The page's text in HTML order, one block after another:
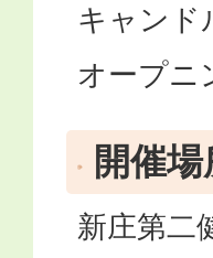
キャンド
オープニ
開催場
新庄第二